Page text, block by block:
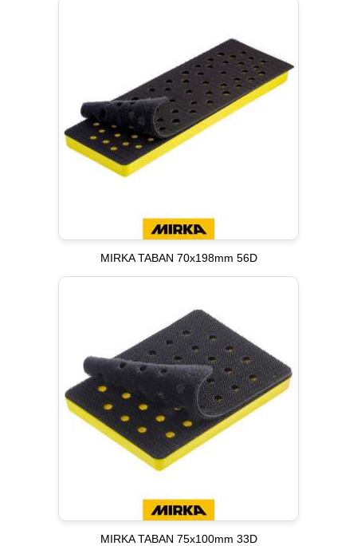
MIRKA TABAN 70x198mm 56D
MIRKA TABAN 75x100mm 33D